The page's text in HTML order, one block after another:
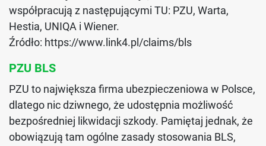
współpracują z następującymi TU: PZU, Warta,
Hestia, UNIQA i Wiener.
Źródło: https://www.link4.pl/claims/bls
PZU BLS
PZU to największa firma ubezpieczeniowa w Polsce,
dlatego nic dziwnego, że udostępnia możliwość
bezpośredniej likwidacji szkody. Pamiętaj jednak, że
obowiązują tam ogólne zasady stosowania BLS,